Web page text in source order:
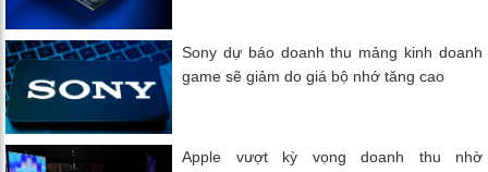
Sony dự báo doanh thu mảng kinh doanh
game sẽ giảm do giá bộ nhớ tăng cao
Apple vượt kỳ vọng doanh thu nhờ